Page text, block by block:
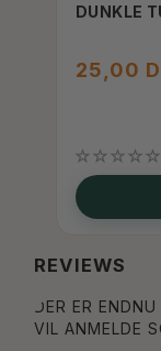
DUNKLE
25,00
REVIEWS
DER ER
VIL ANMELDE